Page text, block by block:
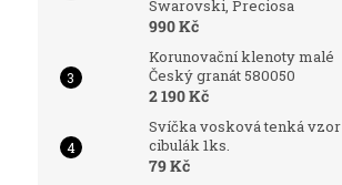
Swarovski, Preciosa
990 Kč
Korunovační klenoty malé
Český granát 580050
2 190 Kč
Svíčka vosková tenká vzor
cibulák 1ks.
79 Kč